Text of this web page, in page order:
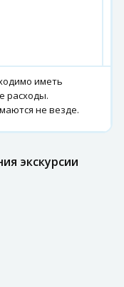
иметь
расходы.
не везде.
экскурсии